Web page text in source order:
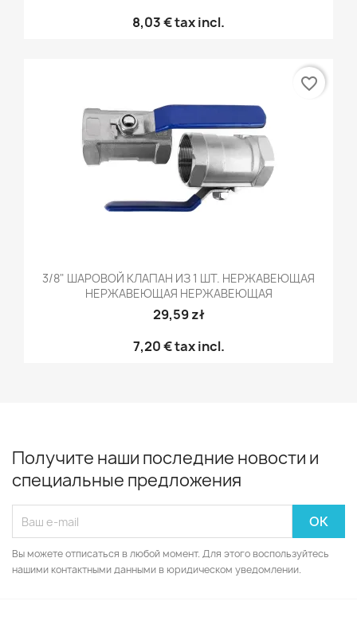
8,03 €tax incl.
3/8" ШАРОВОЙ КЛАПАН ИЗ 1 ШТ. НЕРЖАВЕЮЩАЯ
НЕРЖАВЕЮЩАЯ НЕРЖАВЕЮЩАЯ
29,59 zł
7,20 €tax incl.
favorite_border
Получите наши последние новости и
специальные предложения
Вы можете отписаться в любой момент. Для этого воспользуйтесь
нашими контактными данными в юридическом уведомлении.